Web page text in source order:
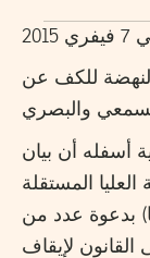
للكف عن
والبصري
أسفله أن بيان
المستقلة
بدعوة عدد من
القانون لإيقاف